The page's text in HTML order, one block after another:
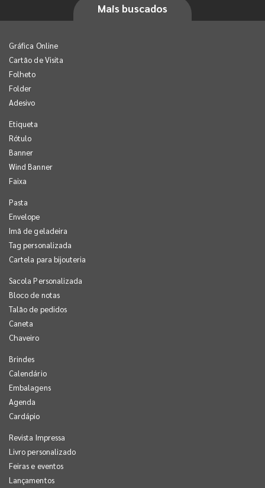
Mais buscados
Gráfica Online
Cartão de Visita
Folheto
Folder
Adesivo
Etiqueta
Rótulo
Banner
Wind Banner
Faixa
Pasta
Envelope
Imã de geladeira
Tag personalizada
Cartela para bijouteria
Sacola Personalizada
Bloco de notas
Talão de pedidos
Caneta
Chaveiro
Brindes
Calendário
Embalagens
Agenda
Cardápio
Revista Impressa
Livro personalizado
Feiras e eventos
Lançamentos